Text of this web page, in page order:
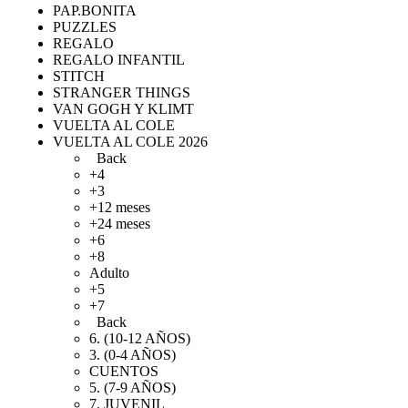
PAP.BONITA
PUZZLES
REGALO
REGALO INFANTIL
STITCH
STRANGER THINGS
VAN GOGH Y KLIMT
VUELTA AL COLE
VUELTA AL COLE 2026
Back
+4
+3
+12 meses
+24 meses
+6
+8
Adulto
+5
+7
Back
6. (10-12 AÑOS)
3. (0-4 AÑOS)
CUENTOS
5. (7-9 AÑOS)
7. JUVENIL